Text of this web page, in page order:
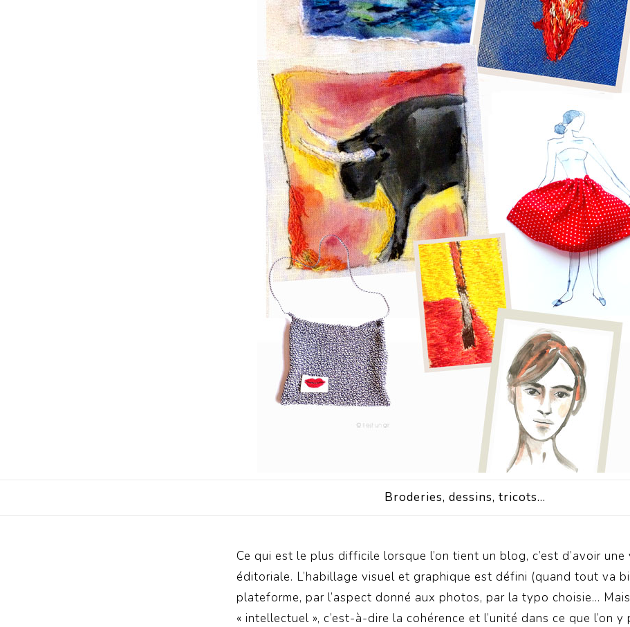
Broderies, dessins, tricots…
Ce qui est le plus difficile lorsque l’on tient un blog, c’est d’avoir une
éditoriale. L’habillage visuel et graphique est défini (quand tout va
plateforme, par l’aspect donné aux photos, par la typo choisie…
« intellectuel », c’est-à-dire la cohérence et l’unité dans ce que l’on